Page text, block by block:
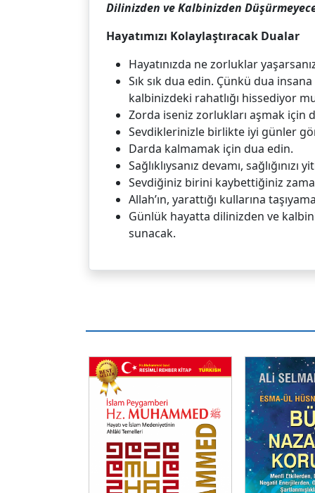
Dilinizden ve Kalbinizden
Hayatımızı Kolaylaştıracak Dualar
Hayatınızda ne zorluklar
Sık sık dua edin. Çünkü dua
kalbinizdeki rahatlığı hissediyor
Zorda iseniz zorlukları aşmak için
Sevdiklerinizle birlikte iyi günler
Darda kalmamak için dua edin.
Sağlıklıysanız devamı,
Sevdiğiniz birini kaybettiğiniz
Allah’ın, yarattığı kullarına
Günlük hayatta dilinizden ve
sunacak.